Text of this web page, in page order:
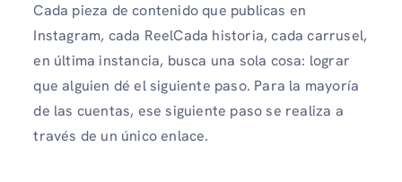
Cada pieza de contenido que publicas en
Instagram, cada ReelCada historia, cada carrusel,
en última instancia, busca una sola cosa: lograr
que alguien dé el siguiente paso. Para la mayoría
de las cuentas, ese siguiente paso se realiza a
través de un único enlace.